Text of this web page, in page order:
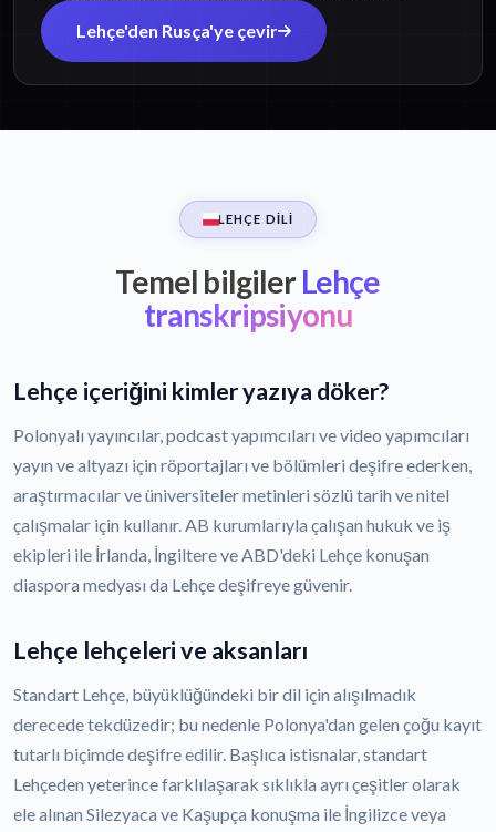
Lehçe'den Rusça'ye çevir
LEHÇE DILI
Temel bilgilerLehçe
transkripsiyonu
Lehçe içeriğini kimler yazıya döker?
Polonyalı yayıncılar, podcast yapımcıları ve video yapımcıları
yayın ve altyazı için röportajları ve bölümleri deşifre ederken,
araştırmacılar ve üniversiteler metinleri sözlü tarih ve nitel
çalışmalar için kullanır. AB kurumlarıyla çalışan hukuk ve iş
ekipleri ile İrlanda, İngiltere ve ABD'deki Lehçe konuşan
diaspora medyası da Lehçe deşifreye güvenir.
Lehçe lehçeleri ve aksanları
Standart Lehçe, büyüklüğündeki bir dil için alışılmadık
derecede tekdüzedir; bu nedenle Polonya'dan gelen çoğu kayıt
tutarlı biçimde deşifre edilir. Başlıca istisnalar, standart
Lehçeden yeterince farklılaşarak sıklıkla ayrı çeşitler olarak
ele alınan Silezyaca ve Kaşupça konuşma ile İngilizce veya